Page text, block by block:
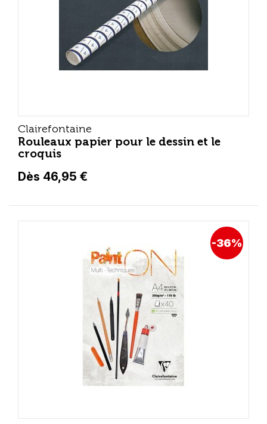
Clairefontaine
Rouleaux papier pour le dessin et le
croquis
Dès 46,95 €
-36%